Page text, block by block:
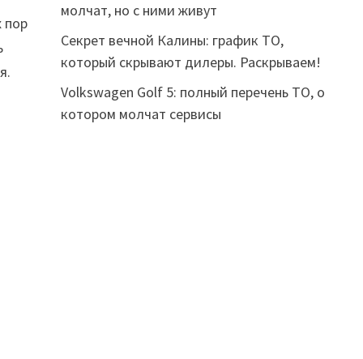
пор
молчат, но с ними живут
Секрет вечной Калины: график ТО,
который скрывают дилеры. Раскрываем!
Volkswagen Golf 5: полный перечень ТО, о
котором молчат сервисы